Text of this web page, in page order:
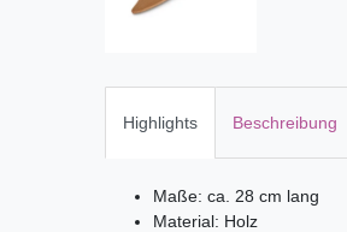
Highlights Beschreibung
Maße: ca. 28 cm lang
Material: Holz